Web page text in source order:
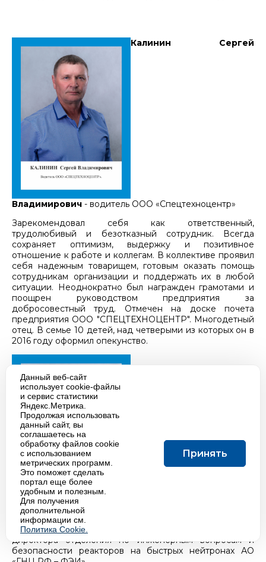
Калинин Сергей
Владимирович - водитель ООО «Спецтехноцентр»
Зарекомендовал себя как ответственный,
трудолюбивый и безотказный сотрудник. Всегда
сохраняет оптимизм, выдержку и позитивное
отношение к работе и коллегам. В коллективе проявил
себя надежным товарищем, готовым оказать помощь
сотрудникам организации и поддержать их в любой
ситуации. Неоднократно был награжден грамотами и
поощрен руководством предприятия за
добросовестный труд. Отмечен на доске почета
предприятия ООО "СПЕЦТЕХНОЦЕНТР". Многодетный
отец. В семье 10 детей, над четверыми из которых он в
2016 году оформил опекунство.
Камаев Алексей Альфредович
директора отделения по инженерным вопросам и
безопасности реакторов на быстрых нейтронах АО
Данный веб-сайт
использует cookie-файлы
и сервис статистики
Яндекс.Метрика.
Продолжая использовать
данный сайт, вы
соглашаетесь на
обработку файлов cookie
с использованием
метрических программ.
Это поможет сделать
портал еще более
удобным и полезным.
Для получения
дополнительной
информации см.
Политика Cookie.
Принять